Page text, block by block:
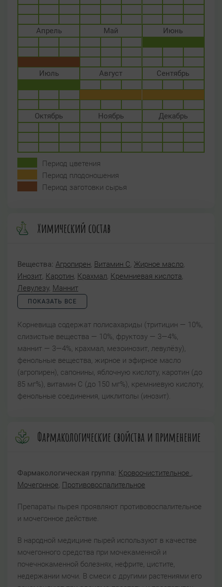
Апрель Май Июнь
Июль Август Сентябрь
Октябрь Ноябрь Декабрь
Период цветения
Период плодоношения
Период заготовки сырья
Химический состав
Вещества: Агропирен, Витамин C, Жирное масло,
Инозит, Каротин, Крахмал, Кремниевая кислота,
Левулезу, Маннит
ПОКАЗАТЬ ВСЕ
Корневища содержат полисахариды (тритицин — 10%,
слизистые вещества — 10%, фруктозу — 3—4%,
маннит — 3—4%, крахмал, мезоинозит, левулёзу),
фенольные вещества, жирное и эфирное масло
(агропирен), сапонины, яблочную кислоту, каротин (до
85 мг%), витамин С (до 150 мг%), кремниевую кислоту,
фенольные соединения, циклитолы (инозит).
Фармакологические свойства и применение
Фармакологическая группа: Кровоочистительное ,
Мочегонное, Противовоспалительное
Препараты пырея проявляют противовоспалительное
и мочегонное действие.
В народной медицине пырей используют в качестве
мочегонного средства при мочекаменной и
почечнокаменной болезнях, нефрите, цистите,
недержании мочи. В смеси с другими растениями его